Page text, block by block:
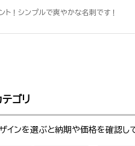
ト！シンプルで爽やかな名刺です！
ゴリ
インを選ぶと納期や価格を確認し